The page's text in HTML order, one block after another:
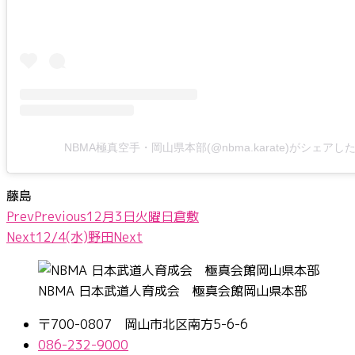
NBMA極真空手・岡山県本部(@nbma.karate)がシェアし
藤島
PrevPrevious12月3日火曜日倉敷
Next12/4(水)野田Next
NBMA 日本武道人育成会 極真会館岡山県本部
〒700-0807 岡山市北区南方5-6-6
086-232-9000